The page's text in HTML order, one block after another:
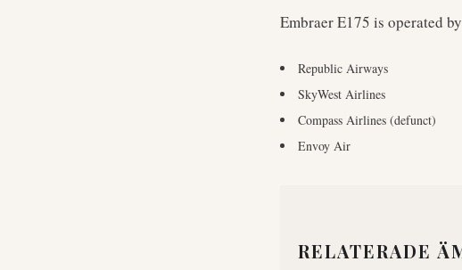
Embraer E175 is operated by
Republic Airways
SkyWest Airlines
Compass Airlines (defunct)
Envoy Air
RELATERADE